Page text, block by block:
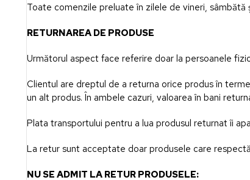
Toate comenzile preluate în zilele de vineri, sâmbătă
RETURNAREA DE PRODUSE
Următorul aspect face referire doar la persoanele
Clientul are dreptul de a returna orice produs în
un alt produs. În ambele cazuri, valoarea în bani
Plata transportului pentru a lua produsul returnat îi
La retur sunt acceptate doar produsele care
NU SE ADMIT LA RETUR PRODUSELE: